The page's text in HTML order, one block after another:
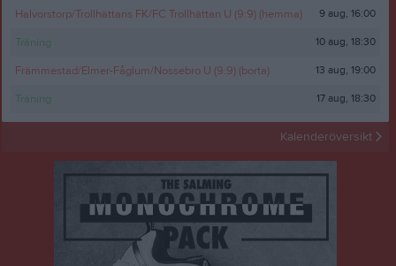
Halvorstorp/Trollhättans FK/FC Trollhättan U (9:9) (hemma) 9 aug, 16:00
Träning 10 aug, 18:30
Främmestad/Elmer-Fåglum/Nossebro U (9:9) (borta) 13 aug, 19:00
Träning 17 aug, 18:30
Kalenderöversikt